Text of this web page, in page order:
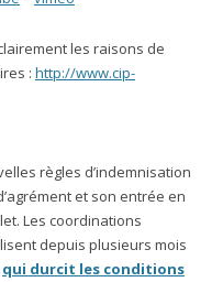
les raisons de
: http://www.cip-
règles d’indemnisation
et son entrée en
Les coordinations
depuis plusieurs mois
qui durcit les conditions